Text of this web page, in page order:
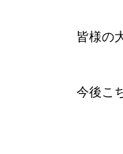
皆様の
今後こ